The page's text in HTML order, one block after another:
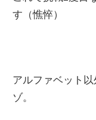
す（憔悴）
アルファベット
ゾ。